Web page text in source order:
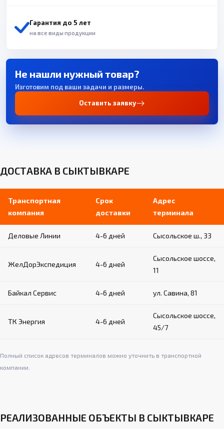
Гарантия до 5 лет
на все виды продукции
Не нашли нужный товар?
Изготовим под ваши задачи и размеры.
Оставить заявку
ДОСТАВКА В СЫКТЫВКАРЕ
Транспортная
компания
Срок
доставки
Адрес
терминала
Деловые Линии 4-6 дней Сысольское ш., 33
ЖелДорЭкспедиция 4-6 дней
Сысольское шоссе,
11
Байкал Сервис 4-6 дней ул. Савина, 81
ТК Энергия 4-6 дней
Сысольское шоссе,
45/7
Полный список адресов терминалов можно уточнить в транспортной
компании.
РЕАЛИЗОВАННЫЕ ОБЪЕКТЫ В СЫКТЫВКАРЕ